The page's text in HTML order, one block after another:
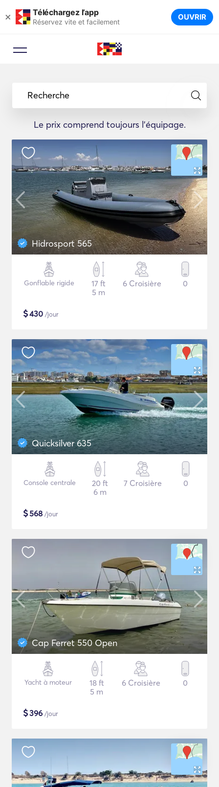
× Téléchargez l’app
Réservez vite et facilement OUVRIR
Recherche
Le prix comprend toujours l'équipage.
Hidrosport 565
Gonflable rigide
17 ft
5 m
6 Croisière 0
$430 /jour
Quicksilver 635
Console centrale
20 ft
6 m
7 Croisière 0
$568 /jour
Cap Ferret 550 Open
Yacht à moteur
18 ft
5 m
6 Croisière 0
$396 /jour